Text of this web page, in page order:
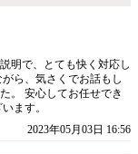
明で、とても快く対応し
ら、気さくでお話もし
。 安心してお任せでき
ます。
2023年05月03日 16:56